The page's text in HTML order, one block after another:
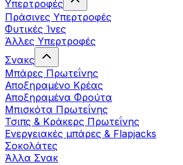
Υπερτροφές
Πράσινες Υπερτροφές
Φυτικές Ίνες
Άλλες Υπερτροφές
Σνακς
Μπάρες Πρωτεΐνης
Αποξηραμένο Κρέας
Αποξηραμένα Φρούτα
Μπισκότα Πρωτεΐνης
Τσιπς & Kράκερς Πρωτεΐνης
Ενεργειακές μπάρες & Flapjacks
Σοκολάτες
Άλλα Σνακ